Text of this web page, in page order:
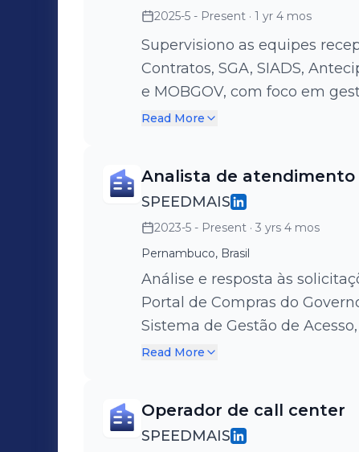
2025-5 - Present · 1 yr 4 mos
Supervisiono as equipes
Contratos, SGA, SIADS,
e MOBGOV, com foco em
desempenho, monitoria,
Read More
Analista de atendimento
SPEEDMAIS
2023-5 - Present · 3 yrs 4 mos
Pernambuco, Brasil
Análise e resposta às
Portal de Compras do
Sistema de Gestão de
Inexigibilidade, Catálogo de
Gestão de Atas, Publicador
Nacional de Contratações
Read More
Operador de call center
SPEEDMAIS